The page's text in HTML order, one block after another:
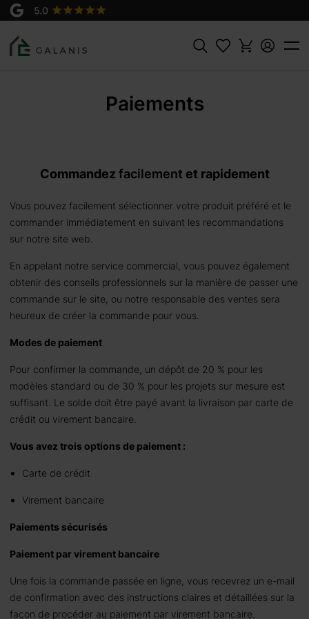
Rechercher
Paiements
Commandez facilement et rapidement
Vous pouvez facilement sélectionner votre produit préféré et le
commander immédiatement en suivant les recommandations
sur notre site web.
En appelant notre service commercial, vous pouvez également
obtenir des conseils professionnels sur la manière de passer une
commande sur le site, ou notre responsable des ventes sera
heureux de créer la commande pour vous.
Modes de paiement
Pour confirmer la commande, un dépôt de 20 % pour les
modèles standard ou de 30 % pour les projets sur mesure est
suffisant. Le solde doit être payé avant la livraison par carte de
crédit ou virement bancaire.
Vous avez trois options de paiement :
Carte de crédit
Virement bancaire
Paiements sécurisés
Paiement par virement bancaire
Une fois la commande passée en ligne, vous recevrez un e-mail
de confirmation avec des instructions claires et détaillées sur la
façon de procéder au paiement par virement bancaire.